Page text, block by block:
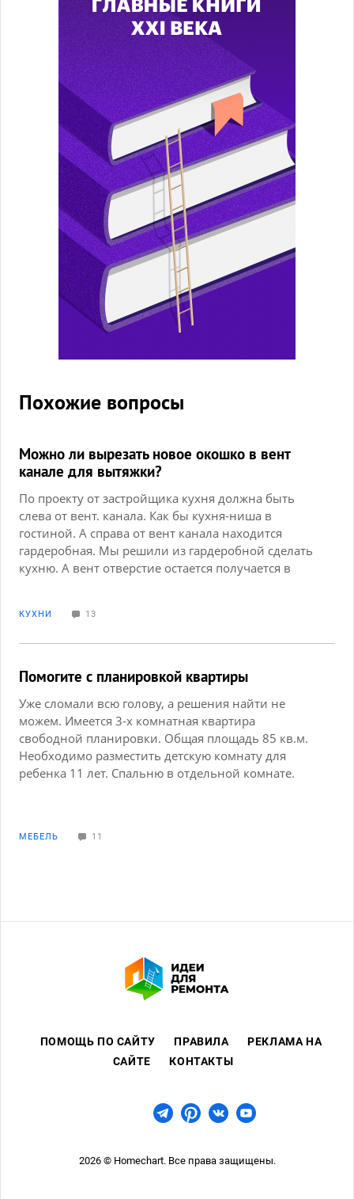
Похожие вопросы
Можно ли вырезать новое окошко в вент
канале для вытяжки?
По проекту от застройщика кухня должна быть
слева от вент. канала. Как бы кухня-ниша в
гостиной. А справа от вент канала находится
гардеробная. Мы решили из гардеробной сделать
кухню. А вент отверстие остается получается в
что сделать со старым? Оставить с решеткой? Или
КУХНИ 13
Помогите с планировкой квартиры
Уже сломали всю голову, а решения найти не
можем. Имеется 3-х комнатная квартира
свободной планировки. Общая площадь 85 кв.м.
Необходимо разместить детскую комнату для
ребенка 11 лет. Спальню в отдельной комнате.
уже есть подобные планировки? Заранее спасибо
МЕБЕЛЬ 11
ПОМОЩЬ ПО САЙТУ ПРАВИЛА
РЕКЛАМА НА
САЙТЕ
КОНТАКТЫ
2026 © Homechart. Все права защищены.